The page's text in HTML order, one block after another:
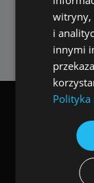
na
gdzie
Chcesz
witryny,
i
innymi
Polityka